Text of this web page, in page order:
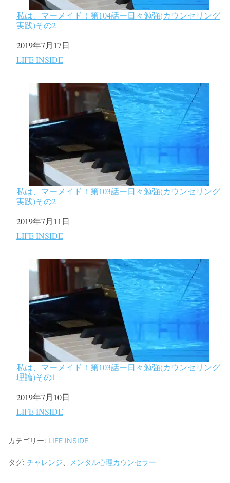
私は、マーメイド！第104話ー日々勉強(カウンセリング
実践)その2
日付
2019年7月17日
関連理由
LIFE INSIDE
私は、マーメイド！第103話ー日々勉強(カウンセリング
実践)その2
日付
2019年7月11日
関連理由
LIFE INSIDE
私は、マーメイド！第103話ー日々勉強(カウンセリング
理論)その1
日付
2019年7月10日
関連理由
LIFE INSIDE
カテゴリー: LIFE INSIDE
タグ: チャレンジ メンタル心理カウンセラー